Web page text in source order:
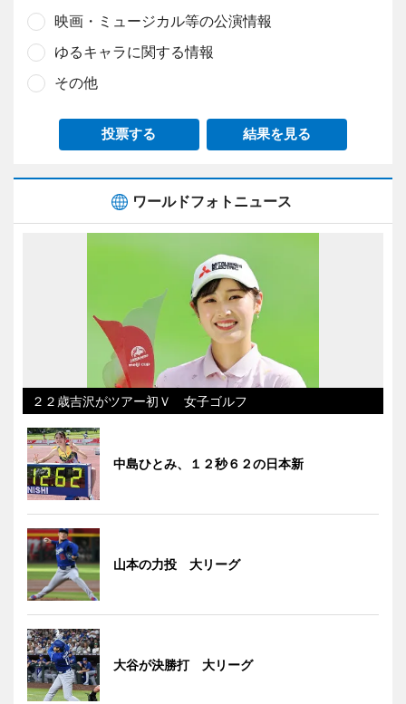
映画・ミュージカル等の公演情報
ゆるキャラに関する情報
その他
投票する 結果を見る
ワールドフォトニュース
２２歳吉沢がツアー初Ｖ 女子ゴルフ
中島ひとみ、１２秒６２の日本新
山本の力投 大リーグ
大谷が決勝打 大リーグ